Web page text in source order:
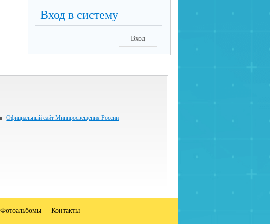
Вход в систему
Вход
Официальный сайт Минпросвещения России
Фотоальбомы Контакты